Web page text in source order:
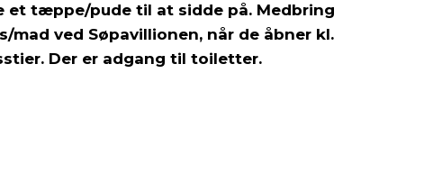
tæppe/pude til at sidde på. Medbring
ved Søpavillionen, når de åbner kl.
Der er adgang til toiletter.